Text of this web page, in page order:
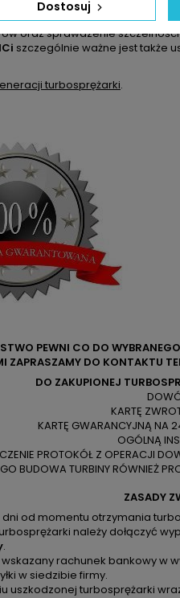
może być rozsądnym
z jakości i
oraz sprawdzenie
szczególnie ważne jest także
turbosprężarki.
PEWNI CO DO
ZAPRASZAMY DO KONTAKTU
DO ZAKUPIONEJ
KARTĘ
KARTĘ GWARANCYJNĄ NA
OGÓLNĄ
PROTOKÓŁ Z OPERACJI
BUDOWA TURBINY RÓWNIEŻ
ZASADY
od momentu otrzymania
należy dołączyć
.
rachunek bankowy w
w siedzibie firmy.
uszkodzonej turbosprężarki
Dostosuj